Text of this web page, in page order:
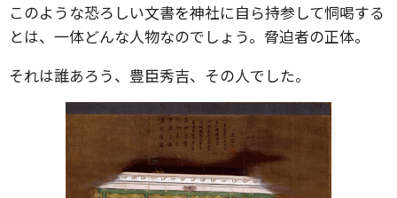
このような恐ろしい文書を神社に自ら持参して恫喝する
とは、一体どんな人物なのでしょう。脅迫者の正体。
それは誰あろう、豊臣秀吉、その人でした。